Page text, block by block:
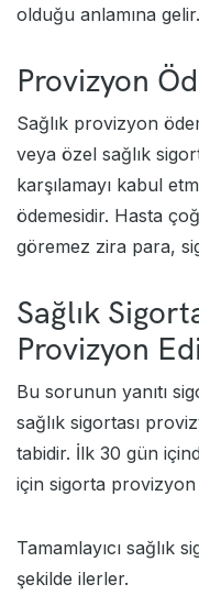
olduğu anlamına gelir.
Provizyon
Sağlık provizyon
veya özel sağlık
karşılamayı kabul
ödemesidir. Hasta
göremez zira para,
Sağlık
Provizyon
Bu sorunun yanıtı
sağlık sigortası
tabidir. İlk 30 gün
için sigorta
Tamamlayıcı sağlık
şekilde ilerler.